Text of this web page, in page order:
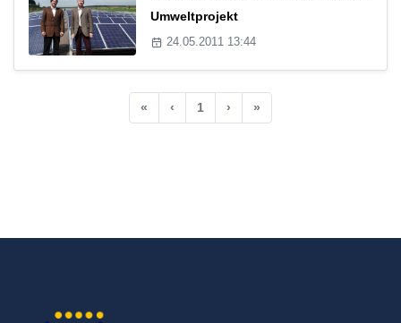
Umweltprojekt
24.05.2011 13:44
« ‹ 1 › »